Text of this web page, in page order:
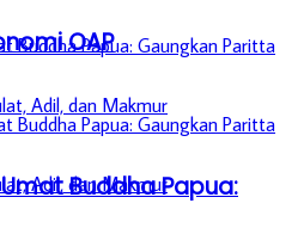
Buddha Papua:
OAP